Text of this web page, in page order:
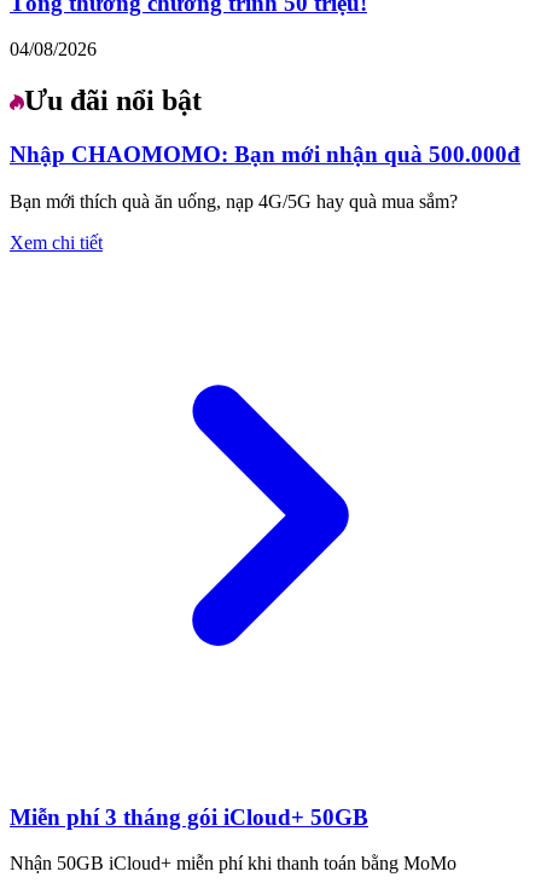
04/08/2026
Ưu đãi nổi bật
Nhập CHAOMOMO: Bạn mới nhận quà 500.000đ
Bạn mới thích quà ăn uống, nạp 4G/5G hay quà mua sắm?
Xem chi tiết
Miễn phí 3 tháng gói iCloud+ 50GB
Nhận 50GB iCloud+ miễn phí khi thanh toán bằng MoMo